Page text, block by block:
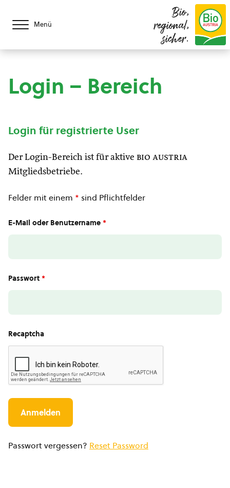
Menü
Bio,
regional,
sicher.
Login – Bereich
Login für registrierte User
Der Login-Bereich ist für aktive bio austria
Mitgliedsbetriebe.
Felder mit einem * sind Pflichtfelder
E-Mail oder Benutzername *
Passwort *
Recaptcha
Passwort vergessen? Reset Password